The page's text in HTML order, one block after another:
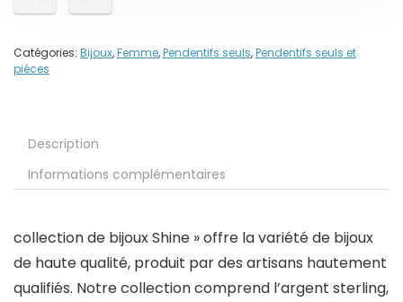
Catégories: Bijoux,Femme,Pendentifs seuls,Pendentifs seuls et
pièces
Description
Informations complémentaires
collection de bijoux Shine » offre la variété de bijoux
de haute qualité, produit par des artisans hautement
qualifiés. Notre collection comprend l’argent sterling,